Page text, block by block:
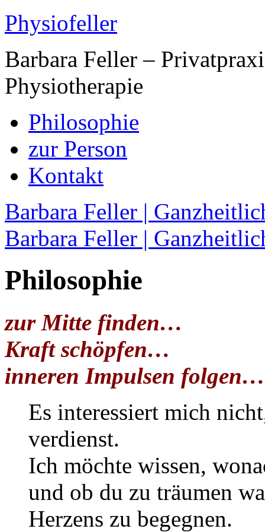
Physiofeller
Barbara Feller –
Physiotherapie
Philosophie
zur Person
Kontakt
Barbara Feller |
Barbara Feller |
Philosophie
zur Mitte finden…
Kraft schöpfen…
inneren Impulsen folgen…
Es interessiert mich
verdienst.
Ich möchte wissen,
und ob du zu träumen
Herzens zu begegnen.